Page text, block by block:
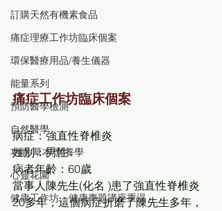
訂購天然有機素食品
痛症理療工作坊臨床個案
環保醫療用品/養生儀器
能量系列
預防醫學檢測
自然醫學
功能/草本/營養學
心靈花園
健康工作坊、健康專題講座重温
痛症工作坊臨床個案
病症：強直性脊椎炎
姓別：男性
病者年齡：60歲
當事人陳先生(化名 )患了強直性脊椎炎
20多年，這個病症折磨了陳先生多年，